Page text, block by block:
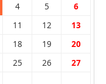
4 5 6
11 12 13
18 19 20
25 26 27